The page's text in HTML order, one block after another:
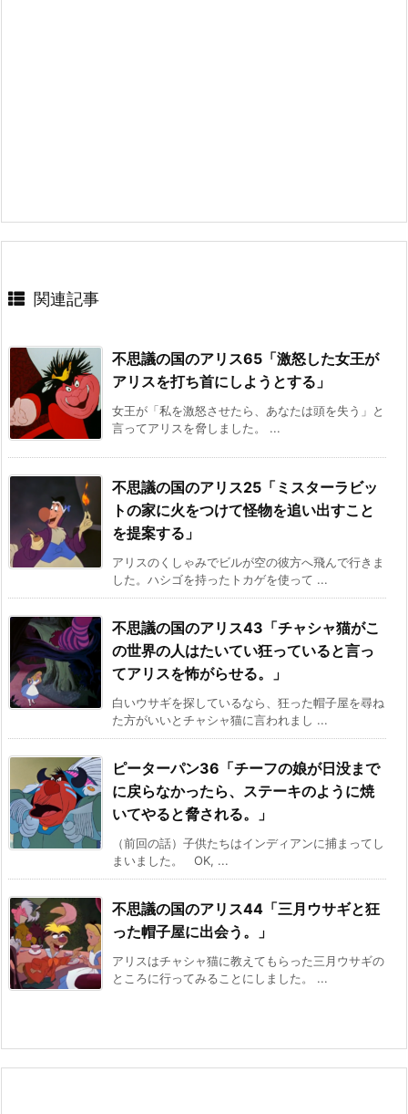
関連記事
不思議の国のアリス65「激怒した女王が
アリスを打ち首にしようとする」
女王が「私を激怒させたら、あなたは頭を失う」と
言ってアリスを脅しました。 ...
不思議の国のアリス25「ミスターラビッ
トの家に火をつけて怪物を追い出すこと
を提案する」
アリスのくしゃみでビルが空の彼方へ飛んで行きま
した。ハシゴを持ったトカゲを使って ...
不思議の国のアリス43「チャシャ猫がこ
の世界の人はたいてい狂っていると言っ
てアリスを怖がらせる。」
白いウサギを探しているなら、狂った帽子屋を尋ね
た方がいいとチャシャ猫に言われまし ...
ピーターパン36「チーフの娘が日没まで
に戻らなかったら、ステーキのように焼
いてやると脅される。」
（前回の話）子供たちはインディアンに捕まってし
まいました。 OK, ...
不思議の国のアリス44「三月ウサギと狂
った帽子屋に出会う。」
アリスはチャシャ猫に教えてもらった三月ウサギの
ところに行ってみることにしました。 ...